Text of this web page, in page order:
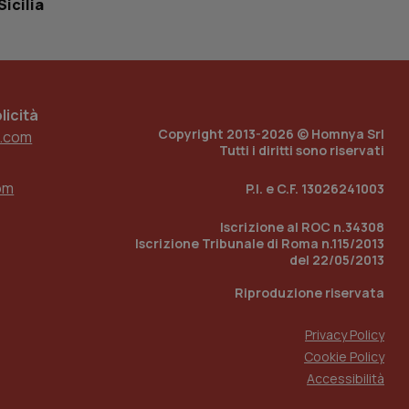
Copyright 2013-2026 © Homnya Srl
Tutti i diritti sono riservati
P.I. e C.F. 13026241003
Iscrizione al ROC n.34308
Iscrizione Tribunale di Roma n.115/2013
del 22/05/2013
Riproduzione riservata
Privacy Policy
Cookie Policy
Accessibilità
di
la gestione
per abilitare il